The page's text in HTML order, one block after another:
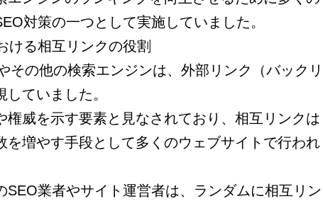
対策の一つとして実施していました。
ける相互リンクの役割
その他の検索エンジンは、外部リンク（バックリ
ていました。
権威を示す要素と見なされており、相互リンクは
を増やす手段として多くのウェブサイトで行われ
SEO業者やサイト運営者は、ランダムに相互リン